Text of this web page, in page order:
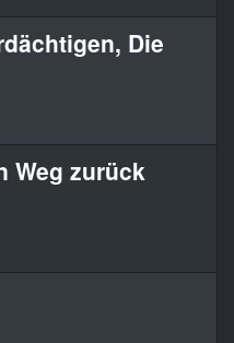
Die
Weg zurück